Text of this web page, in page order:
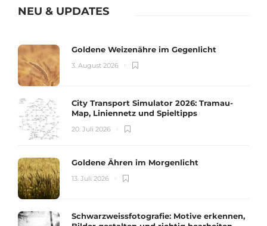
NEU & UPDATES
Goldene Weizenähre im Gegenlicht
3. August 2026
City Transport Simulator 2026: Tramau-
Map, Liniennetz und Spieltipps
20. Juli 2026
Goldene Ähren im Morgenlicht
13. Juli 2026
Schwarzweissfotografie: Motive erkennen,